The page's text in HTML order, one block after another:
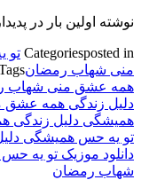
نوشته اولین بار در
Categoriesposted in
تو
منی شهاب رمضان
همه عشق منی شهاب
دلیل زندگی همه
همیشگی دلیل
تو یه حس همیشگی
دانلود موزیک تو یه
شهاب رمضان